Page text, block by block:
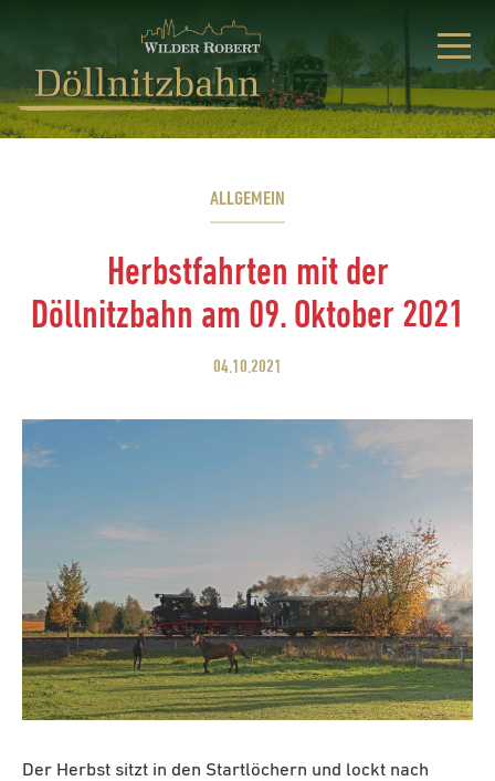
ALLGEMEIN
Herbstfahrten mit der
Döllnitzbahn am 09. Oktober 2021
04.10.2021
Der Herbst sitzt in den Startlöchern und lockt nach